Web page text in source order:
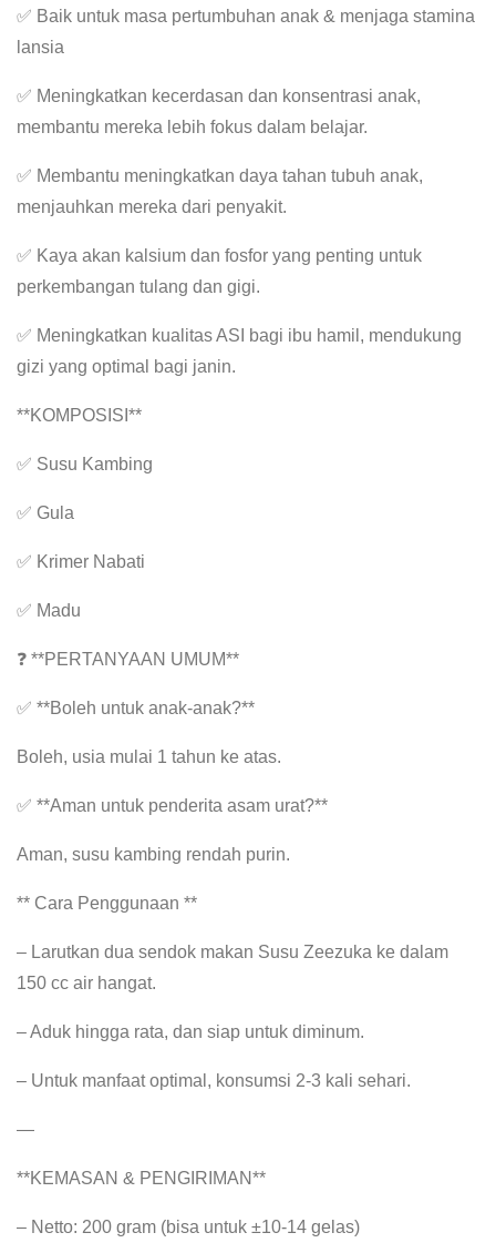
✅ Baik untuk masa pertumbuhan anak & menjaga stamina
lansia
✅ Meningkatkan kecerdasan dan konsentrasi anak,
membantu mereka lebih fokus dalam belajar.
✅ Membantu meningkatkan daya tahan tubuh anak,
menjauhkan mereka dari penyakit.
✅ Kaya akan kalsium dan fosfor yang penting untuk
perkembangan tulang dan gigi.
✅ Meningkatkan kualitas ASI bagi ibu hamil, mendukung
gizi yang optimal bagi janin.
**KOMPOSISI**
✅ Susu Kambing
✅ Gula
✅ Krimer Nabati
✅ Madu
❓ **PERTANYAAN UMUM**
✅ **Boleh untuk anak-anak?**
Boleh, usia mulai 1 tahun ke atas.
✅ **Aman untuk penderita asam urat?**
Aman, susu kambing rendah purin.
** Cara Penggunaan **
– Larutkan dua sendok makan Susu Zeezuka ke dalam
150 cc air hangat.
– Aduk hingga rata, dan siap untuk diminum.
– Untuk manfaat optimal, konsumsi 2-3 kali sehari.
—
**KEMASAN & PENGIRIMAN**
– Netto: 200 gram (bisa untuk ±10-14 gelas)